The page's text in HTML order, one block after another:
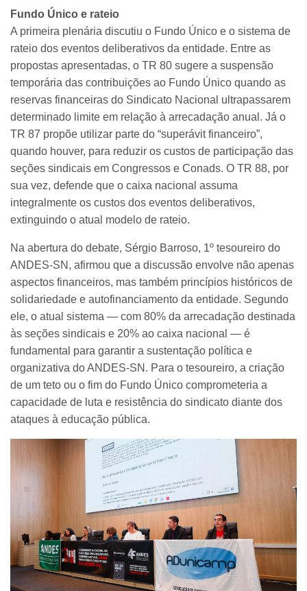
Fundo Único e rateio
A primeira plenária discutiu o Fundo Único e o sistema de
rateio dos eventos deliberativos da entidade. Entre as
propostas apresentadas, o TR 80 sugere a suspensão
temporária das contribuições ao Fundo Único quando as
reservas financeiras do Sindicato Nacional ultrapassarem
determinado limite em relação à arrecadação anual. Já o
TR 87 propõe utilizar parte do “superávit financeiro”,
quando houver, para reduzir os custos de participação das
seções sindicais em Congressos e Conads. O TR 88, por
sua vez, defende que o caixa nacional assuma
integralmente os custos dos eventos deliberativos,
extinguindo o atual modelo de rateio.
Na abertura do debate, Sérgio Barroso, 1º tesoureiro do
ANDES-SN, afirmou que a discussão envolve não apenas
aspectos financeiros, mas também princípios históricos de
solidariedade e autofinanciamento da entidade. Segundo
ele, o atual sistema — com 80% da arrecadação destinada
às seções sindicais e 20% ao caixa nacional — é
fundamental para garantir a sustentação política e
organizativa do ANDES-SN. Para o tesoureiro, a criação
de um teto ou o fim do Fundo Único comprometeria a
capacidade de luta e resistência do sindicato diante dos
ataques à educação pública.